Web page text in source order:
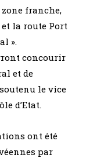
franche,
la route Port
».
concourir
et de
le vice
d’Etat.
ont été
par